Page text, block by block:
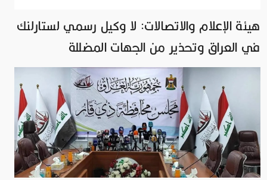
هيئة الإعلام والاتصالات: لا وكيل رسمي لستارلنك
في العراق وتحذير من الجهات المضللة